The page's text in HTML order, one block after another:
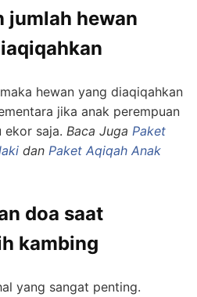
jumlah hewan
hewan yang diaqiqahkan
jika anak perempuan
ekor saja. Baca Juga Paket
dan Paket Aqiqah Anak
doa saat
kambing
yang sangat penting.